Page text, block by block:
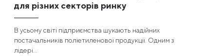
для різних секторів ринку
В усьому світі підприємства шукають надійних
постачальників поліетиленової продукції. Одним з
лідері...